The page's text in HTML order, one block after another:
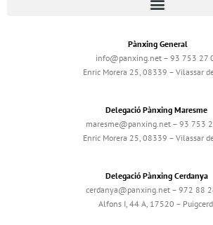
Pànxing General
info@panxing.net – 93 753 27
Enric Morera 25, 08339 – Vilassar
Delegació Pànxing Maresme
maresme@panxing.net – 93 753
Enric Morera 25, 08339 – Vilassar
Delegació Pànxing Cerdanya
cerdanya@panxing.net – 972 88
Alfons I, 44 A, 17520 –